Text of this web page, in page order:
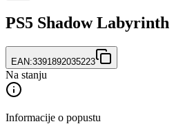
PS5 Shadow Labyrinth
EAN:3391892035223
Na stanju
Informacije o popustu